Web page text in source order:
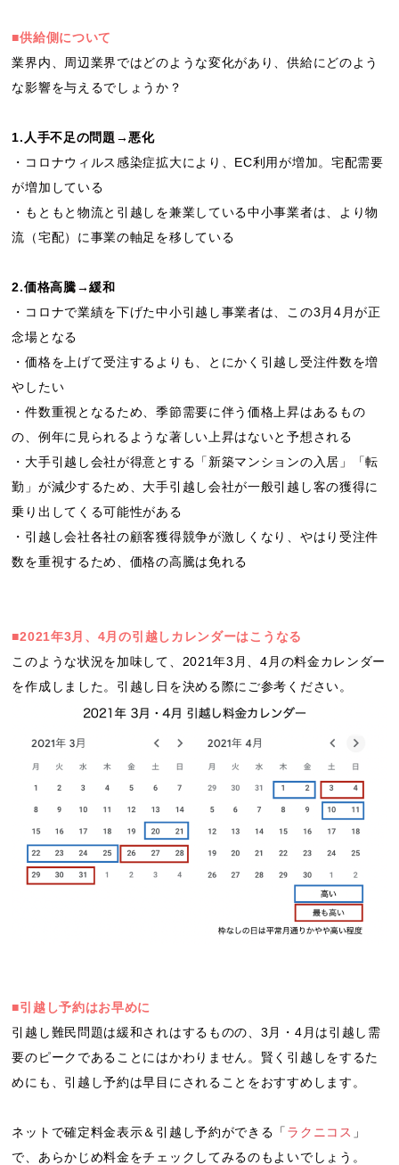
■供給側について
業界内、周辺業界ではどのような変化があり、供給にどのよう
な影響を与えるでしょうか？
1.人手不足の問題→悪化
・コロナウィルス感染症拡大により、EC利用が増加。宅配需要
が増加している
・もともと物流と引越しを兼業している中小事業者は、より物
流（宅配）に事業の軸足を移している
2.価格高騰→緩和
・コロナで業績を下げた中小引越し事業者は、この3月4月が正
念場となる
・価格を上げて受注するよりも、とにかく引越し受注件数を増
やしたい
・件数重視となるため、季節需要に伴う価格上昇はあるもの
の、例年に見られるような著しい上昇はないと予想される
・大手引越し会社が得意とする「新築マンションの入居」「転
勤」が減少するため、大手引越し会社が一般引越し客の獲得に
乗り出してくる可能性がある
・引越し会社各社の顧客獲得競争が激しくなり、やはり受注件
数を重視するため、価格の高騰は免れる
■2021年3月、4月の引越しカレンダーはこうなる
このような状況を加味して、2021年3月、4月の料金カレンダー
を作成しました。引越し日を決める際にご参考ください。
■引越し予約はお早めに
引越し難民問題は緩和されはするものの、3月・4月は引越し需
要のピークであることにはかわりません。賢く引越しをするた
めにも、引越し予約は早目にされることをおすすめします。
ネットで確定料金表示＆引越し予約ができる「 ラクニコス 」
で、あらかじめ料金をチェックしてみるのもよいでしょう。